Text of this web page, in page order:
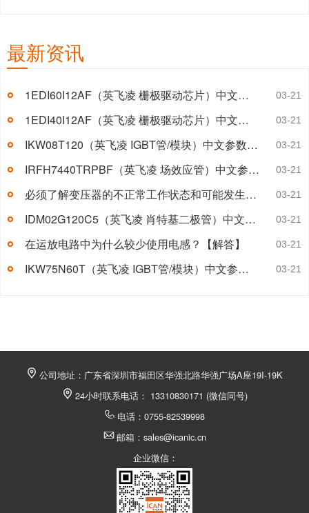
最新资讯
1EDI60I12AF（英飞凌 栅极驱动芯片）中文参数及引脚图 03-21
1EDI40I12AF（英飞凌 栅极驱动芯片）中文参数及引脚图 03-21
IKW08T120（英飞凌 IGBT管/模块）中文参数及应用领域 03-21
IRFH7440TRPBF（英飞凌 场效应管）中文参数及应用领域 03-21
必须了解变压器的不正常工作状态和可能发生的故障有哪些?【解答】 03-21
IDM02G120C5（英飞凌 肖特基二极管）中文参数及应用领域 03-21
在运放电路中为什么较少使用电感？【解答】 03-21
IKW75N60T（英飞凌 IGBT管/模块）中文参数引脚图 03-21
公司地址：广东省深圳市福田区华强北路华强广场A座19I-19K
24小时联系电话： 13310830171 (微信同号)
电话：0755-82539998
邮箱：sales@icanic.cn
企业微信：